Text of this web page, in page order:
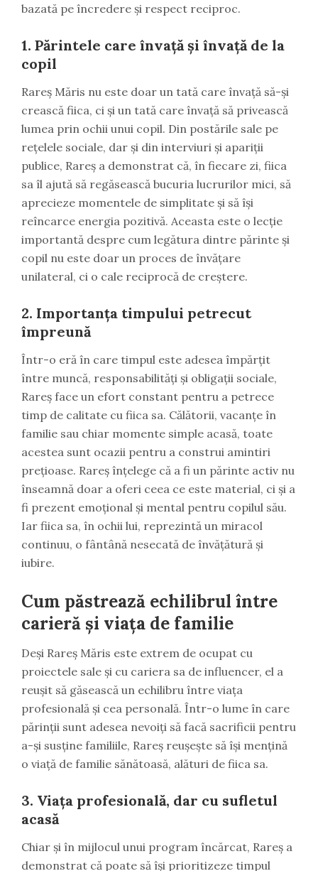
bazată pe încredere și respect reciproc.
1. Părintele care învață și învață de la
copil
Rareș Măris nu este doar un tată care învață să-și
crească fiica, ci și un tată care învață să privească
lumea prin ochii unui copil. Din postările sale pe
rețelele sociale, dar și din interviuri și apariții
publice, Rareș a demonstrat că, în fiecare zi, fiica
sa îl ajută să regăsească bucuria lucrurilor mici, să
aprecieze momentele de simplitate și să își
reîncarce energia pozitivă. Aceasta este o lecție
importantă despre cum legătura dintre părinte și
copil nu este doar un proces de învățare
unilateral, ci o cale reciprocă de creștere.
2. Importanța timpului petrecut
împreună
Într-o eră în care timpul este adesea împărțit
între muncă, responsabilități și obligații sociale,
Rareș face un efort constant pentru a petrece
timp de calitate cu fiica sa. Călătorii, vacanțe în
familie sau chiar momente simple acasă, toate
acestea sunt ocazii pentru a construi amintiri
prețioase. Rareș înțelege că a fi un părinte activ nu
înseamnă doar a oferi ceea ce este material, ci și a
fi prezent emoțional și mental pentru copilul său.
Iar fiica sa, în ochii lui, reprezintă un miracol
continuu, o fântână nesecată de învățătură și
iubire.
Cum păstrează echilibrul între
carieră și viața de familie
Deși Rareș Măris este extrem de ocupat cu
proiectele sale și cu cariera sa de influencer, el a
reușit să găsească un echilibru între viața
profesională și cea personală. Într-o lume în care
părinții sunt adesea nevoiți să facă sacrificii pentru
a-și susține familiile, Rareș reușește să își mențină
o viață de familie sănătoasă, alături de fiica sa.
3. Viața profesională, dar cu sufletul
acasă
Chiar și în mijlocul unui program încărcat, Rareș a
demonstrat că poate să își prioritizeze timpul